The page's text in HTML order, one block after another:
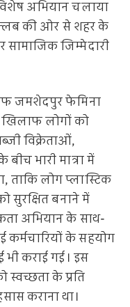
अभियान चलाया
की ओर से शहर के
सामाजिक जिम्मेदारी
जमशेदपुर फेमिना
लोगों को
विक्रेताओं,
भारी मात्रा में
ताकि लोग प्लास्टिक
सुरक्षित बनाने में
अभियान के साथ-
के सहयोग
कराई गई। इस
के प्रति
कराना था।